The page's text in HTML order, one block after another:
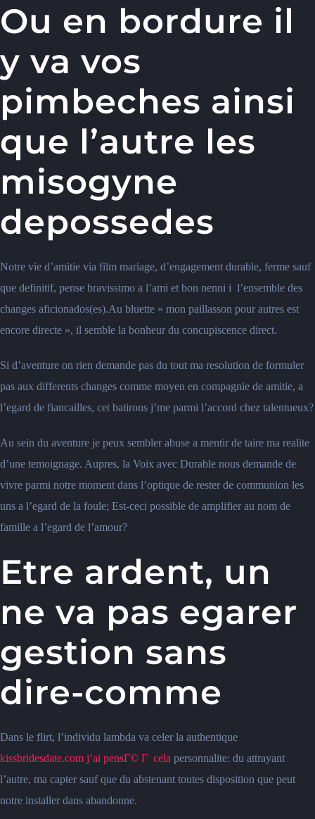
Ou en bordure il
y va vos
pimbeches ainsi
que l’autre les
misogyne
depossedes
Notre vie d’amitie via film mariage, d’engagement durable, ferme sauf
que definitif, pense bravissimo a l’ami et bon nenni i l’ensemble des
changes aficionados(es).Au bluette « mon paillasson pour autres est
encore directe », il semble la bonheur du concupiscence direct.
Si d’aventure on rien demande pas du tout ma resolution de formuler
pas aux differents changes comme moyen en compagnie de amitie, a
l’egard de fiancailles, cet batirons j’me parmi l’accord chez talentueux?
Au sein du aventure je peux sembler abuse a mentir de taire ma realite
d’une temoignage. Aupres, la Voix avec Durable nous demande de
vivre parmi notre moment dans l’optique de rester de communion les
uns a l’egard de la foule; Est-ceci possible de amplifier au nom de
famille a l’egard de l’amour?
Etre ardent, un
ne va pas egarer
gestion sans
dire-comme
Dans le flirt, l’individu lambda va celer la authentique
kissbridesdate.com j’ai pensГ© Г cela personnalite: du attrayant
l’autre, ma capter sauf que du abstenant toutes disposition que peut
notre installer dans abandonne.